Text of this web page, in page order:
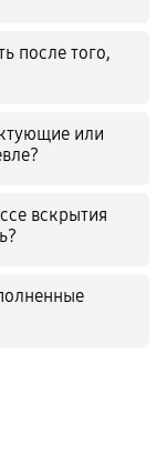
после того,
или
вскрытия